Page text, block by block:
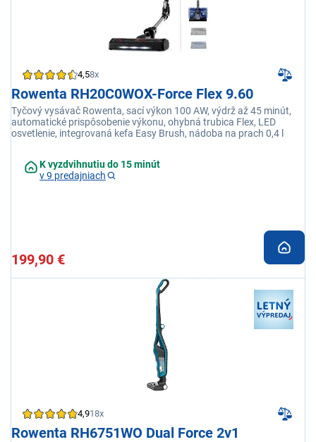
4,58x
Rowenta RH20C0WOX-Force Flex 9.60
Tyčový vysávač Rowenta, sací výkon 100 AW, výdrž až 45 minút,
automatické prispôsobenie výkonu, ohybná trubica Flex, LED
osvetlenie, integrovaná kefa Easy Brush, nádoba na prach 0,4 l
K vyzdvihnutiu do 15 minút
v 9 predajniach
199,90 €
4,918x
Rowenta RH6751WO Dual Force 2v1